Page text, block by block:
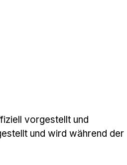
vorgestellt und
und wird während der